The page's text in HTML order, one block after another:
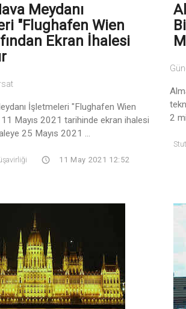
Meydanı
"Flughafen Wien
Ekran İhalesi
İşletmeleri "Flughafen Wien
Mayıs 2021 tarihinde ekran ihalesi
25 Mayıs 2021 ...
11 May 2021 12:52
2